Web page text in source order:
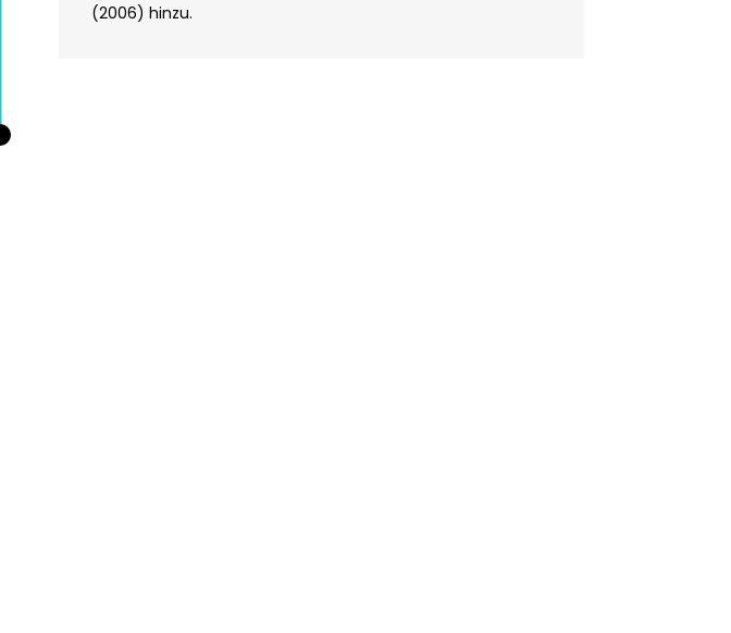
(2006) hinzu.